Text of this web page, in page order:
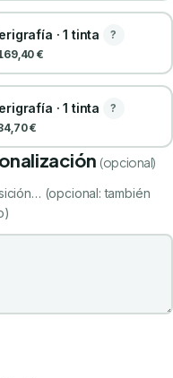
· 1 tinta
?
€
· 1 tinta
?
€
(opcional)
(opcional: también